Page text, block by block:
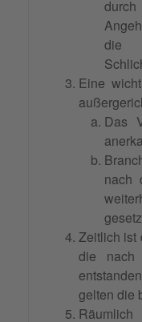
die
Eine
Das
nach
Zeitlich ist
die nach
gelten die